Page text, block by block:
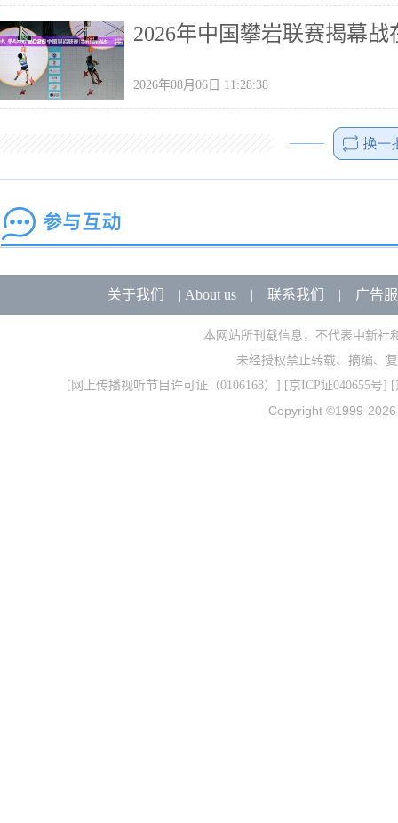
2026年中国攀岩联赛揭幕
2026年08月06日 11:28:38
关于我们 | About us| 联系我们 | 广告
本网站所刊载信息，不代表中新社
未经授权禁止转载、摘编、
[ 网上传播视听节目许可证（0106168） ] [京ICP证040655号] [
Copyright ©1999-